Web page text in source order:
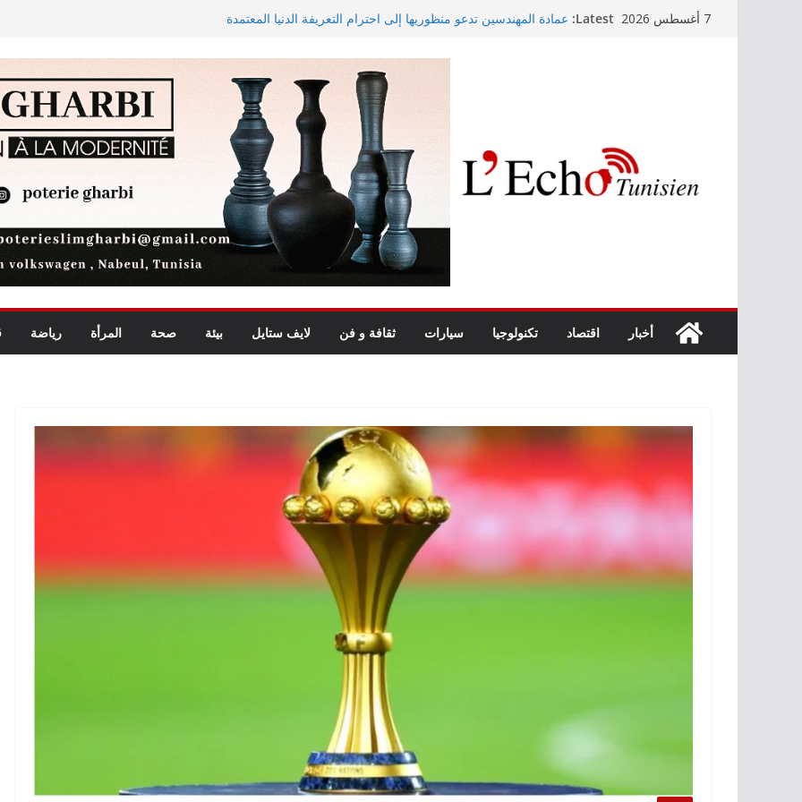
Skip7 أغسطس 2026 Latest: عمادة المهندسين تدعو منظوريها إلى احترام التعريفة الدنيا المعتمدة
الاستثمارات الفلاحية الخاصة المصادق عليها ترتفع بـ15 بالمائة إلى
اختيار معهد باستور مركزا إقليميا لشمال إفريقيا في مراقبة مياه
أخبار اقتصاد تكنولوجيا سيارات ثقافة و فن لايف ستايل بيئة صحة المرأة رياضة